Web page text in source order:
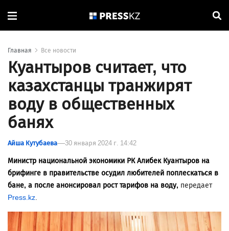
Главная Все новости
Куантыров считает, что
казахстанцы транжирят
воду в общественных
банях
Айша Кутубаева 30 января 2024 г. 14:42
Министр национальной экономики РК Алибек Куантыров на
брифинге в правительстве осудил любителей поплескаться в
бане, а после анонсировал рост тарифов на воду, передает
Press.kz.